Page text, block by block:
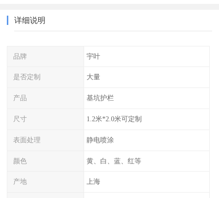
详细说明
品牌 宇叶
是否定制 大量
产品 基坑护栏
尺寸 1.2米*2.0米可定制
表面处理 静电喷涂
颜色 黄、白、蓝、红等
产地 上海